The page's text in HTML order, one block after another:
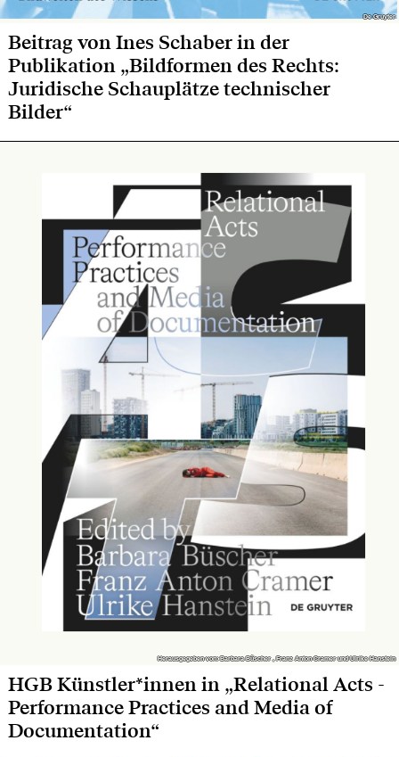
De Gruyter
De Gruyter
Beitrag von Ines Schaber in der
Publikation „Bildformen des Rechts:
Juridische Schauplätze technischer
Bilder“
Herausgegeben von: Barbara Büscher , Franz Anton Cramer und Ulrike Hanstein
Herausgegeben von: Barbara Büscher , Franz Anton Cramer und Ulrike Hanstein
HGB Künstler*innen in „Relational Acts -
Performance Practices and Media of
Documentation“